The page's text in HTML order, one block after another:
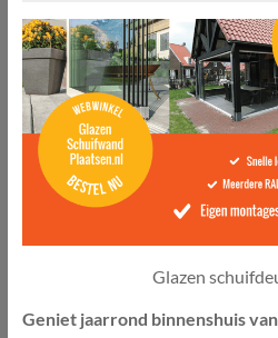
Glazen
Geniet jaarrond binnenshuis